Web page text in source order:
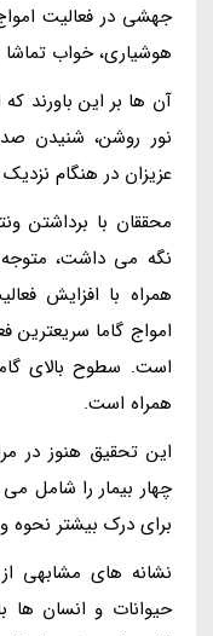
جهشی در فعالیت
هوشیاری، خواب
آن ها بر این باورند
نور روشن، شنیدن
عزیزان در هنگام
محققان با برداشتن
نگه می داشت،
همراه با افزایش
امواج گاما سریعترین
است. سطوح بالای
همراه است.
این تحقیق هنوز در
چهار بیمار را شامل می
برای درک بیشتر نحوه
نشانه های مشابهی
حیوانات و انسان